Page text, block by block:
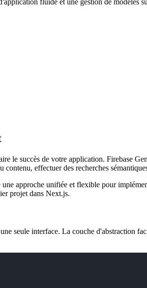
le succès de votre application. Firebase
effectuer des recherches
approche unifiée et flexible pour
projet dans Next.js.
seule interface. La couche d'abstraction